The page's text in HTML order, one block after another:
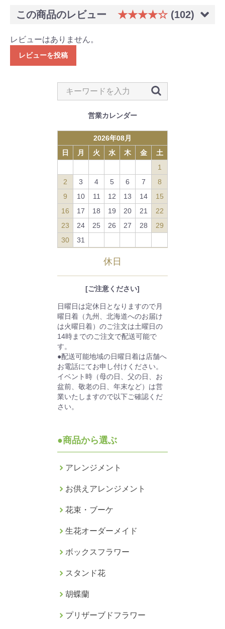
この商品のレビュー ★★★★☆ (102)
レビューはありません。
レビューを投稿
営業カレンダー
2026年08月
日
月 火 水 木 金
土
1
2
3 4 5 6 7
8
9
10 11 12 13 14
15
16
17 18 19 20 21
22
23
24 25 26 27 28
29
30
31
休日
[ご注意ください]
日曜日は定休日となりますので月
曜日着（九州、北海道へのお届け
は火曜日着）のご注文は土曜日の
14時までのご注文で配送可能で
す。
●配送可能地域の日曜日着は店舗へ
お電話にてお申し付けください。
イベント時（母の日、父の日、お
盆前、敬老の日、年末など）は営
業いたしますので以下ご確認くだ
さい。
●商品から選ぶ
アレンジメント
お供えアレンジメント
花束・ブーケ
生花オーダーメイド
ボックスフラワー
スタンド花
胡蝶蘭
プリザーブドフラワー